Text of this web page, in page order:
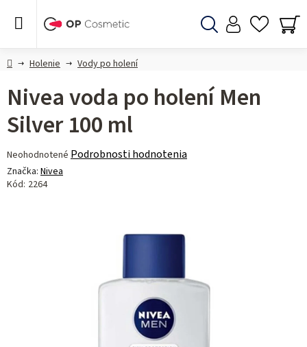
DomovHolenie Vody po holení
Nivea voda po holení Men
Silver 100 ml
Priemerné
hodnotenie
produktu
Neohodnotené Podrobnosti hodnotenia
Značka: Nivea
Kód: 2264